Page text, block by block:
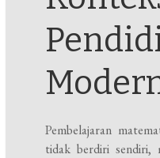
Pembelajaran
tidak berdiri sendiri,